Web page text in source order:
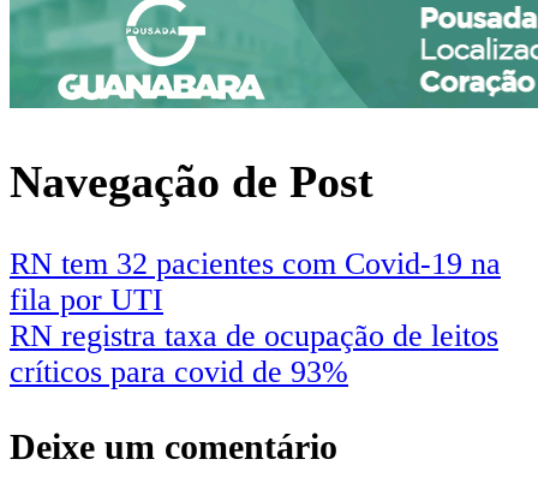
Navegação de Post
RN tem 32 pacientes com Covid-19 na
fila por UTI
RN registra taxa de ocupação de leitos
críticos para covid de 93%
Deixe um comentário